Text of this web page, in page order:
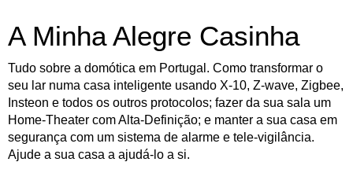
A Minha Alegre Casinha
Tudo sobre a domótica em Portugal. Como transformar o
seu lar numa casa inteligente usando X-10, Z-wave, Zigbee,
Insteon e todos os outros protocolos; fazer da sua sala um
Home-Theater com Alta-Definição; e manter a sua casa em
segurança com um sistema de alarme e tele-vigilância.
Ajude a sua casa a ajudá-lo a si.